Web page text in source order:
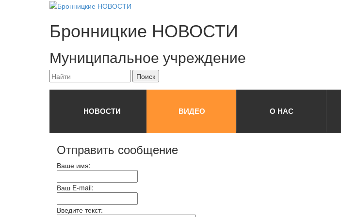
Бронницкие НОВОСТИ
Муниципальное учреждение
НОВОСТИ ВИДЕО О НАС
Отправить сообщение
Ваше имя:
Ваш E-mail:
Введите текст: